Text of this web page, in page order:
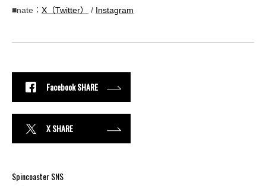
■nate： X（Twitter） / Instagram
Facebook SHARE
X SHARE
Spincoaster SNS